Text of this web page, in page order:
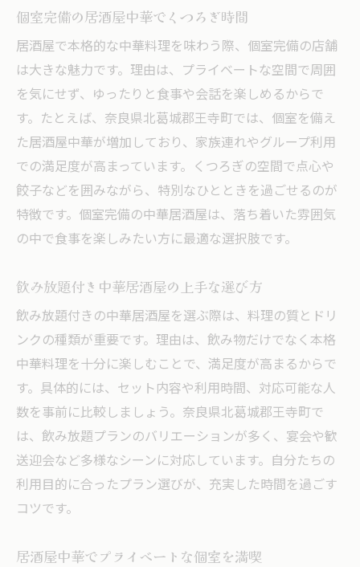
個室完備の居酒屋中華でくつろぎ時間
居酒屋で本格的な中華料理を味わう際、個室完備の店舗
は大きな魅力です。理由は、プライベートな空間で周囲
を気にせず、ゆったりと食事や会話を楽しめるからで
す。たとえば、奈良県北葛城郡王寺町では、個室を備え
た居酒屋中華が増加しており、家族連れやグループ利用
での満足度が高まっています。くつろぎの空間で点心や
餃子などを囲みながら、特別なひとときを過ごせるのが
特徴です。個室完備の中華居酒屋は、落ち着いた雰囲気
の中で食事を楽しみたい方に最適な選択肢です。
飲み放題付き中華居酒屋の上手な選び方
飲み放題付きの中華居酒屋を選ぶ際は、料理の質とドリ
ンクの種類が重要です。理由は、飲み物だけでなく本格
中華料理を十分に楽しむことで、満足度が高まるからで
す。具体的には、セット内容や利用時間、対応可能な人
数を事前に比較しましょう。奈良県北葛城郡王寺町で
は、飲み放題プランのバリエーションが多く、宴会や歓
送迎会など多様なシーンに対応しています。自分たちの
利用目的に合ったプラン選びが、充実した時間を過ごす
コツです。
居酒屋中華でプライベートな個室を満喫